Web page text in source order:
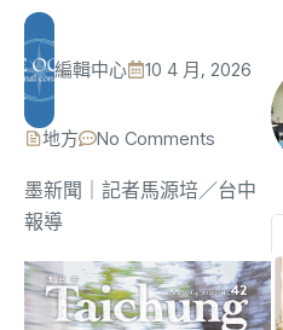
編輯中心 10 4 月, 2026
地方 No Comments
墨新聞 ｜記者馬源培／台中
報導